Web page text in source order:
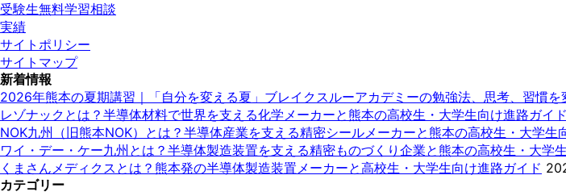
受験生無料学習相談
実績
サイトポリシー
サイトマップ
新着情報
2026年熊本の夏期講習｜「自分を変える夏」ブレイクスルーアカデミーの勉強法、思考、習慣
レゾナックとは？半導体材料で世界を支える化学メーカーと熊本の高校生・大学生向け進路ガイド
NOK九州（旧熊本NOK）とは？半導体産業を支える精密シールメーカーと熊本の高校生・大学生
ワイ・デー・ケー九州とは？半導体製造装置を支える精密ものづくり企業と熊本の高校生・大学
くまさんメディクスとは？熊本発の半導体製造装置メーカーと高校生・大学生向け進路ガイド
カテゴリー